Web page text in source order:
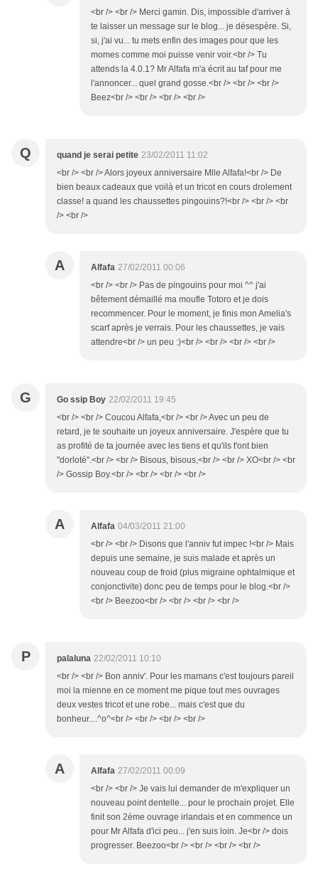
<br /> <br /> Merci gamin. Dis, impossible d'arriver à
te laisser un message sur le blog... je désespère. Si,
si, j'ai vu... tu mets enfin des images pour que les
momes comme moi puisse venir voir.<br /> Tu
attends la 4.0.1? Mr Alfafa m'a écrit au taf pour me
l'annoncer... quel grand gosse.<br /> <br /> <br />
Beez<br /> <br /> <br /> <br />
Q quand je serai petite 23/02/2011 11:02
<br /> <br /> Alors joyeux anniversaire Mlle Alfafa!<br /> De
bien beaux cadeaux que voilà et un tricot en cours drolement
classe! a quand les chaussettes pingouins?!<br /> <br /> <br
/> <br />
A Alfafa 27/02/2011 00:06
<br /> <br /> Pas de pingouins pour moi ^^ j'ai
bêtement démaillé ma moufle Totoro et je dois
recommencer. Pour le moment, je finis mon Amelia's
scarf après je verrais. Pour les chaussettes, je vais
attendre<br /> un peu :)<br /> <br /> <br /> <br />
G Go ssip Boy 22/02/2011 19:45
<br /> <br /> Coucou Alfafa,<br /> <br /> Avec un peu de
retard, je te souhaite un joyeux anniversaire. J'espère que tu
as profité de ta journée avec les tiens et qu'ils t'ont bien
"dorloté".<br /> <br /> Bisous, bisous,<br /> <br /> XO<br /> <br
/> Gossip Boy.<br /> <br /> <br /> <br />
A Alfafa 04/03/2011 21:00
<br /> <br /> Disons que l'anniv fut impec !<br /> Mais
depuis une semaine, je suis malade et après un
nouveau coup de froid (plus migraine ophtalmique et
conjonctivite) donc peu de temps pour le blog.<br />
<br /> Beezoo<br /> <br /> <br /> <br />
P palaluna 22/02/2011 10:10
<br /> <br /> Bon anniv'. Pour les mamans c'est toujours pareil
moi la mienne en ce moment me pique tout mes ouvrages
deux vestes tricot et une robe... mais c'est que du
bonheur....^o^<br /> <br /> <br /> <br />
A Alfafa 27/02/2011 00:09
<br /> <br /> Je vais lui demander de m'expliquer un
nouveau point dentelle... pour le prochain projet. Elle
finit son 2ème ouvrage irlandais et en commence un
pour Mr Alfafa d'ici peu... j'en suis loin. Je<br /> dois
progresser. Beezoo<br /> <br /> <br /> <br />